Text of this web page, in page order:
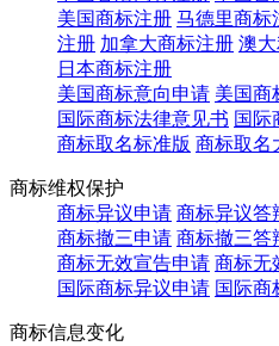
美国商标注册 马德里商标
注册 加拿大商标注册 澳
日本商标注册
美国商标意向申请 美国商
国际商标法律意见书 国际
商标取名标准版 商标取名
商标维权保护
商标异议申请 商标异议答
商标撤三申请 商标撤三答
商标无效宣告申请 商标无
国际商标异议申请 国际商
商标信息变化